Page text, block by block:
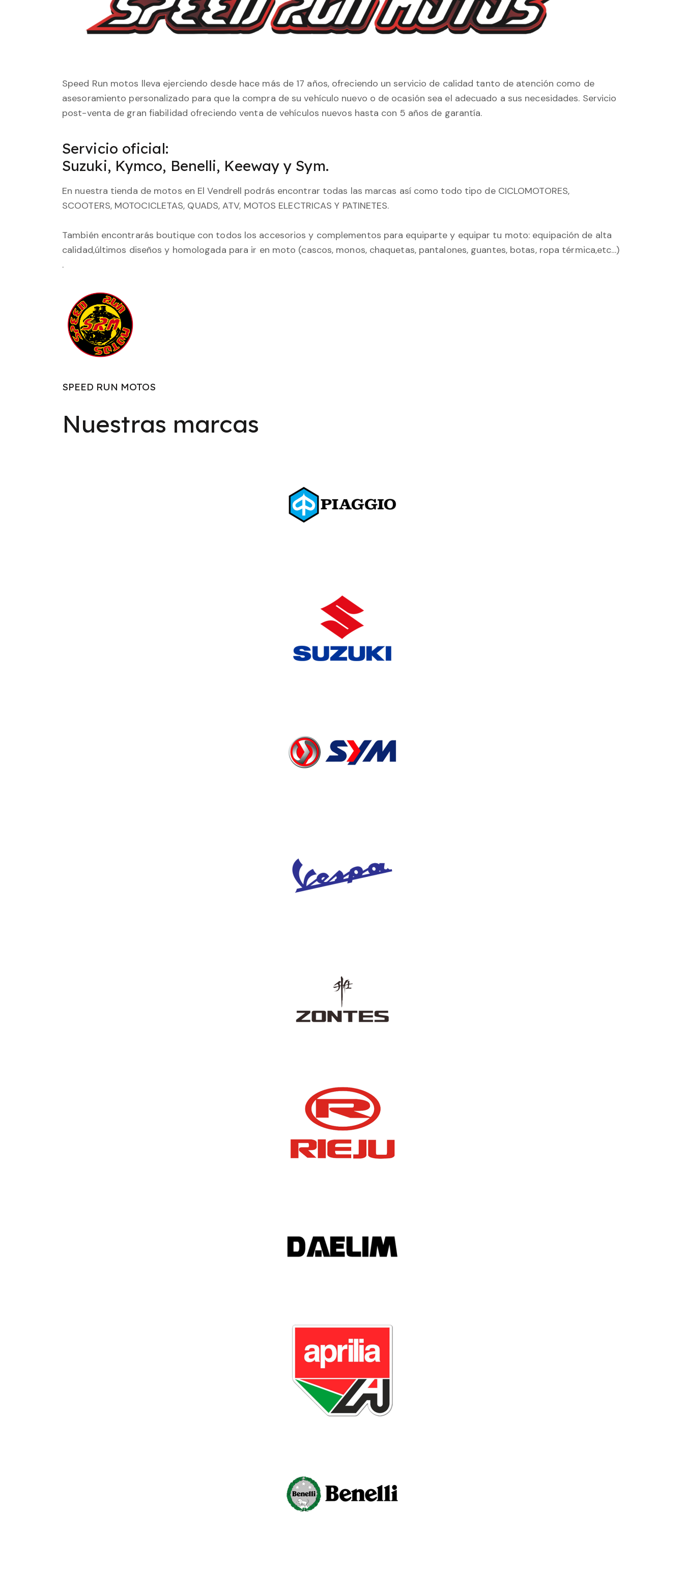
Speed Run motos lleva ejerciendo desde hace más de 17 años, ofreciendo un servicio de calidad tanto de atención como de
asesoramiento personalizado para que la compra de su vehículo nuevo o de ocasión sea el adecuado a sus necesidades. Servicio
post-venta de gran fiabilidad ofreciendo venta de vehículos nuevos hasta con 5 años de garantía.
Servicio oficial:
Suzuki, Kymco, Benelli, Keeway y Sym.
En nuestra tienda de motos en El Vendrell podrás encontrar todas las marcas así como todo tipo de CICLOMOTORES,
SCOOTERS, MOTOCICLETAS, QUADS, ATV, MOTOS ELECTRICAS Y PATINETES.
También encontrarás boutique con todos los accesorios y complementos para equiparte y equipar tu moto: equipación de alta
calidad,últimos diseños y homologada para ir en moto (cascos, monos, chaquetas, pantalones, guantes, botas, ropa térmica,etc…)
.
SPEED RUN MOTOS
Nuestras marcas